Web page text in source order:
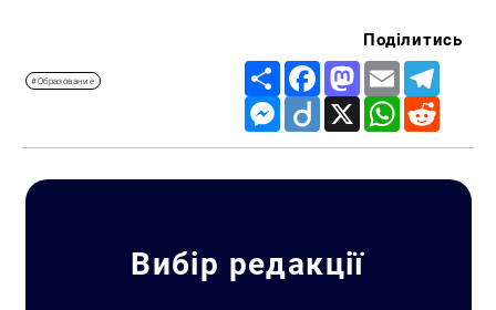
#Образование
Поділитись
Share FacebookMastodon
Email
Messenger
Diigo X WhatsApp
Вибір редакції